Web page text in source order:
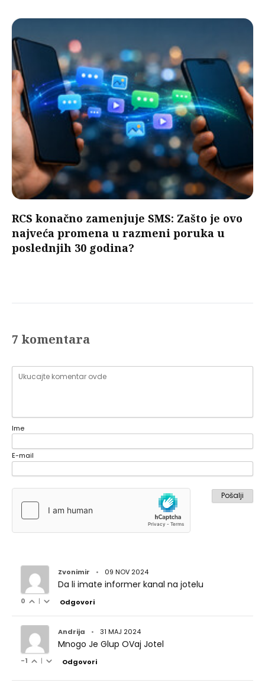
RCS konačno zamenjuje SMS: Zašto je ovo
najveća promena u razmeni poruka u
poslednjih 30 godina?
7 komentara
Ime
E-mail
Zvonimir • 09 NOV 2024
Da li imate informer kanal na jotelu
0 | Odgovori
Andrija • 31 MAJ 2024
Mnogo Je Glup OVaj Jotel
-1 | Odgovori